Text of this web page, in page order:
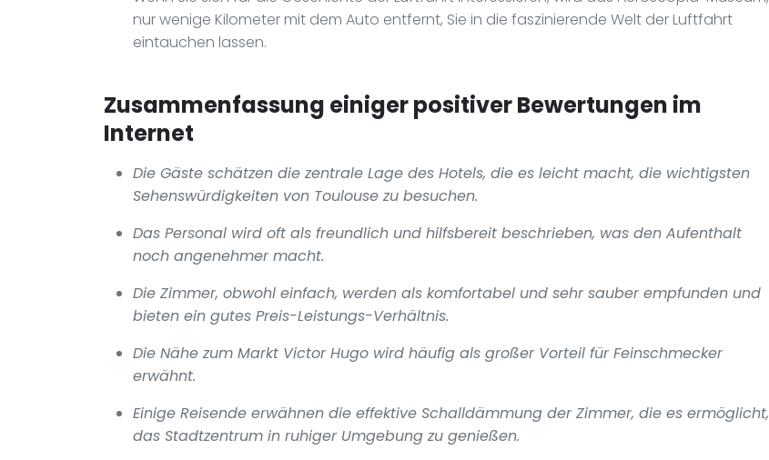
nur wenige Kilometer mit dem Auto entfernt, Sie in die faszinierende Welt der Luftfahrt
eintauchen lassen.
Zusammenfassung einiger positiver Bewertungen im
Internet
Die Gäste schätzen die zentrale Lage des Hotels, die es leicht macht, die wichtigsten
Sehenswürdigkeiten von Toulouse zu besuchen.
Das Personal wird oft als freundlich und hilfsbereit beschrieben, was den Aufenthalt
noch angenehmer macht.
Die Zimmer, obwohl einfach, werden als komfortabel und sehr sauber empfunden und
bieten ein gutes Preis-Leistungs-Verhältnis.
Die Nähe zum Markt Victor Hugo wird häufig als großer Vorteil für Feinschmecker
erwähnt.
Einige Reisende erwähnen die effektive Schalldämmung der Zimmer, die es ermöglicht,
das Stadtzentrum in ruhiger Umgebung zu genießen.